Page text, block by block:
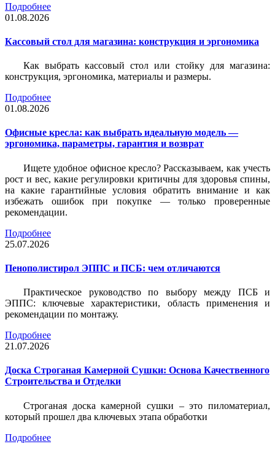
Подробнее
01.08.2026
Кассовый стол для магазина: конструкция и эргономика
Как выбрать кассовый стол или стойку для магазина:
конструкция, эргономика, материалы и размеры.
Подробнее
01.08.2026
Офисные кресла: как выбрать идеальную модель —
эргономика, параметры, гарантия и возврат
Ищете удобное офисное кресло? Рассказываем, как учесть
рост и вес, какие регулировки критичны для здоровья спины,
на какие гарантийные условия обратить внимание и как
избежать ошибок при покупке — только проверенные
рекомендации.
Подробнее
25.07.2026
Пенополистирол ЭППС и ПСБ: чем отличаются
Практическое руководство по выбору между ПСБ и
ЭППС: ключевые характеристики, область применения и
рекомендации по монтажу.
Подробнее
21.07.2026
Доска Строганая Камерной Сушки: Основа Качественного
Строительства и Отделки
Строганая доска камерной сушки – это пиломатериал,
который прошел два ключевых этапа обработки
Подробнее